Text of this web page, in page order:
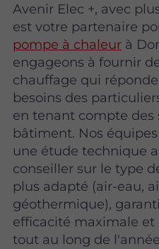
Avenir Elec +, avec
est votre partenaire
pompe à chaleur à
engageons à fournir
chauffage qui
besoins des
en tenant compte des
bâtiment. Nos
une étude technique
conseiller sur le type
plus adapté (air-eau,
géothermique),
efficacité maximale
tout au long de